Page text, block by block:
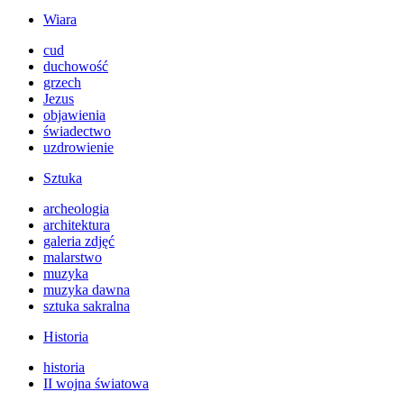
Wiara
cud
duchowość
grzech
Jezus
objawienia
świadectwo
uzdrowienie
Sztuka
archeologia
architektura
galeria zdjęć
malarstwo
muzyka
muzyka dawna
sztuka sakralna
Historia
historia
II wojna światowa